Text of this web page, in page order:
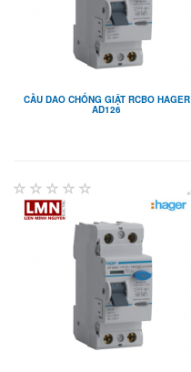
CẦU DAO CHỐNG GIẬT RCBO HAGER
AD126